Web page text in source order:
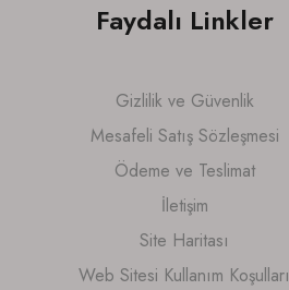
Faydalı Linkler
Gizlilik ve Güvenlik
Mesafeli Satış Sözleşmesi
Ödeme ve Teslimat
İletişim
Site Haritası
Web Sitesi Kullanım Koşulları